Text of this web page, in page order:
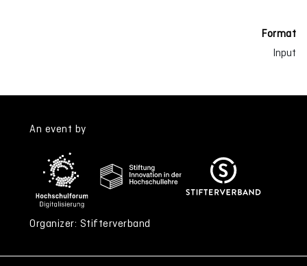
Format
Input
An event by
Organizer: Stifterverband